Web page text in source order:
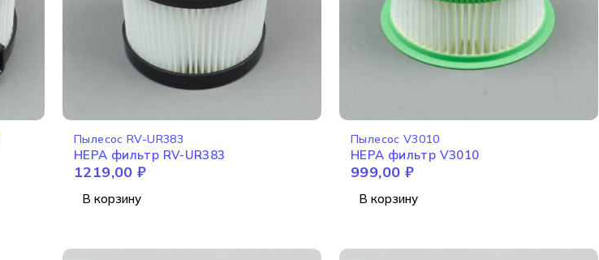
Пылесос RV-UR383
HEPA фильтр RV-UR383
1219,00 ₽
В корзину
Пылесос V3010
HEPA фильтр V3010
999,00 ₽
В корзину